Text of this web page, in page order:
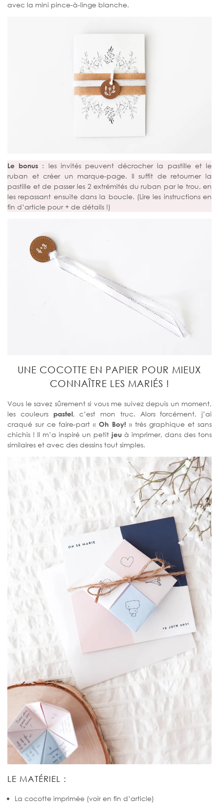
avec la mini pince-à-linge blanche.
Le bonus : les invités peuvent décrocher la pastille et le
ruban et créer un marque-page. Il suffit de retourner la
pastille et de passer les 2 extrémités du ruban par le trou, en
les repassant ensuite dans la boucle. (Lire les instructions en
fin d’article pour + de détails !)
UNE COCOTTE EN PAPIER POUR MIEUX
CONNAÎTRE LES MARIÉS !
Vous le savez sûrement si vous me suivez depuis un moment,
les couleurs pastel, c’est mon truc. Alors forcément, j’ai
craqué sur ce faire-part «Oh Boy! » très graphique et sans
chichis ! Il m’a inspiré un petit jeu à imprimer, dans des tons
similaires et avec des dessins tout simples.
LE MATÉRIEL :
La cocotte imprimée (voir en fin d’article)